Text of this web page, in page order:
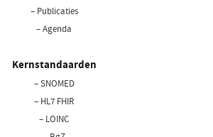
– Publicaties
– Agenda
Kernstandaarden
– SNOMED
– HL7 FHIR
– LOINC